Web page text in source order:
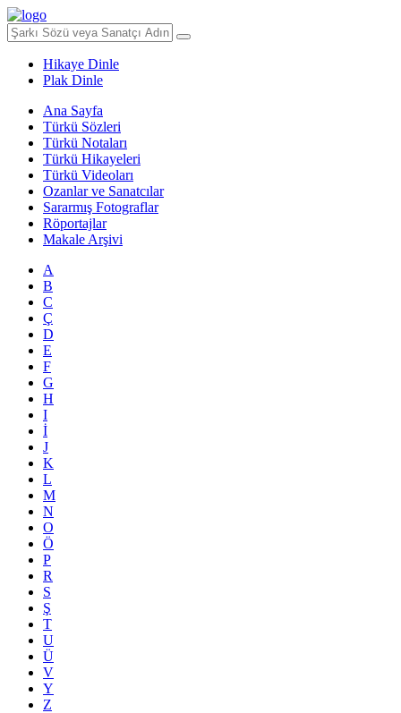
Hikaye Dinle
Plak Dinle
Ana Sayfa
Türkü Sözleri
Türkü Notaları
Türkü Hikayeleri
Türkü Videoları
Ozanlar ve Sanatcılar
Sararmış Fotograflar
Röportajlar
Makale Arşivi
A
B
C
Ç
D
E
F
G
H
I
İ
J
K
L
M
N
O
Ö
P
R
S
Ş
T
U
Ü
V
Y
Z